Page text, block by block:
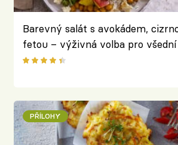
Barevný salát s avokádem,
fetou – výživná volba pro všední
PŘÍLOHY